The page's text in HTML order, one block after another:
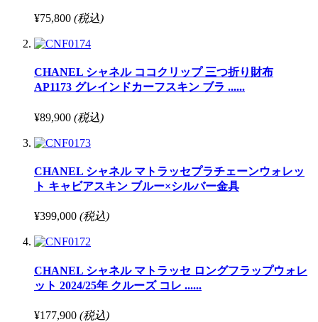
¥75,800 (税込)
CHANEL シャネル ココクリップ 三つ折り財布
AP1173 グレインドカーフスキン ブラ ......
¥89,900 (税込)
CHANEL シャネル マトラッセプラチェーンウォレッ
ト キャビアスキン ブルー×シルバー金具
¥399,000 (税込)
CHANEL シャネル マトラッセ ロングフラップウォレ
ット 2024/25年 クルーズ コレ ......
¥177,900 (税込)